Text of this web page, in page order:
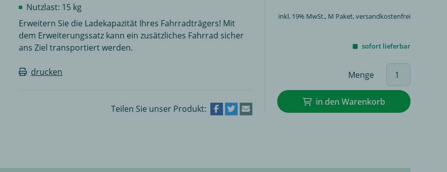
Nutzlast: 15 kg
Erweitern Sie die Ladekapazität Ihres Fahrradträgers! Mit
dem Erweiterungssatz kann ein zusätzliches Fahrrad sicher
ans Ziel transportiert werden.
drucken
Teilen Sie unser Produkt:
inkl. 19% MwSt., M Paket, versandkostenfrei
sofort lieferbar
Menge
in den Warenkorb